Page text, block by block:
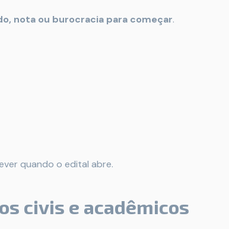
nota ou burocracia para começar.
quando o edital abre.
civis e acadêmicos